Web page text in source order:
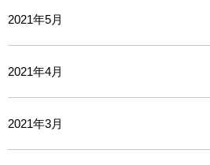
2021年5月
2021年4月
2021年3月